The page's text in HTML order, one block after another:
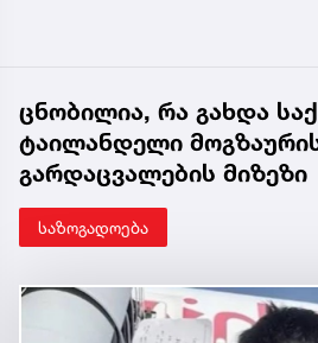
ცნობილია, რა გახდა
ტაილანდელი
გარდაცვალების მიზეზი
საზოგადოება